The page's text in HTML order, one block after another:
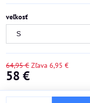
veľkosť
64,95 € Zľava 6,95 €
58 €